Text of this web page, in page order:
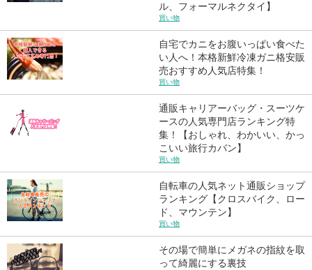
ル、フォーマルネクタイ】
買い物
自宅でカニをお腹いっぱい食べた
い人へ！本格新鮮冷凍ガニ格安販
売おすすめ人気店特集！
買い物
通販キャリアーバッグ・スーツケ
ースの人気専門店ランキング特
集！【おしゃれ、わかいい、かっ
こいい旅行カバン】
買い物
自転車の人気ネット通販ショップ
ランキング【クロスバイク、ロー
ド、マウンテン】
買い物
その場で簡単にメガネの指紋を取
って綺麗にする裏技